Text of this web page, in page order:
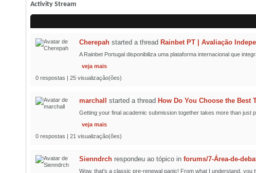
Activity Stream
Cherepah started a thread Rainbet PT | Avaliação
A Rainbet Portugal disponibiliza uma plataforma internacional que
veja mais
0 respostas | 25 visualização(ões)
marchall started a thread How Do You Choose the
Getting your final academic submission together takes more than just
veja mais
0 respostas | 21 visualização(ões)
Sienndrch respondeu ao tópico in forums/7-Área-de-
Wow, that's a classic pre-renewal panic! From what I understand, you